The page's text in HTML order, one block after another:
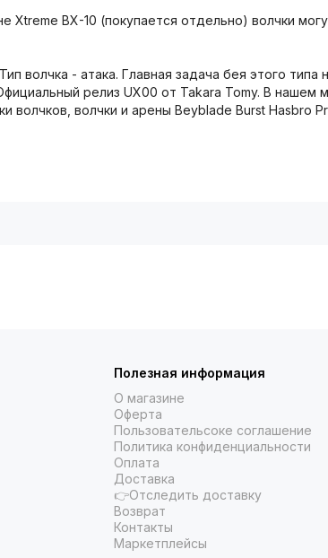
BX-10 (покупается отдельно) волчки
волчка - атака. Главная задача бея этого
релиз UX00 от Takara Tomy. В нашем
волчки и арены Beyblade Burst Hasbro
Полезная информация
О магазине
Оферта
Пользовательсоке соглашение
Политика конфиденциальности
Оплата
Доставка
👉Отследить доставку
Возврат
Контакты
Маркетплейсы